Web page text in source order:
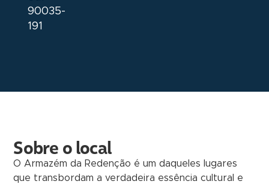
90035-
191
Sobre o local
O Armazém da Redenção é um daqueles lugares
que transbordam a verdadeira essência cultural e